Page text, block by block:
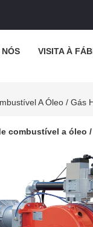
VISITA À
A Óleo / Gás
combustível a óleo